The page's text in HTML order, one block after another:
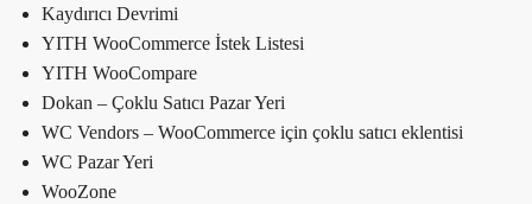
Kaydırıcı Devrimi
YITH WooCommerce İstek Listesi
YITH WooCompare
Dokan – Çoklu Satıcı Pazar Yeri
WC Vendors – WooCommerce için çoklu satıcı eklentisi
WC Pazar Yeri
WooZone